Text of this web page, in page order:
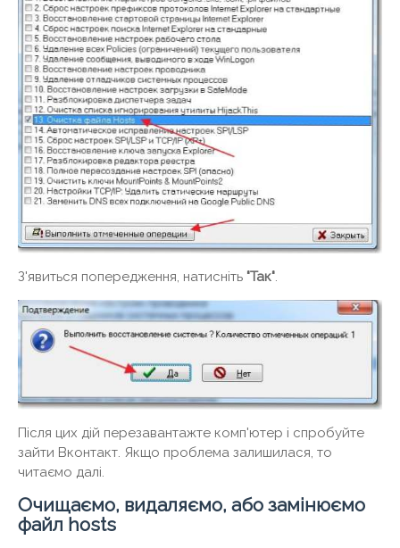
З'явиться попередження, натисніть "Так".
Після цих дій перезавантажте комп'ютер і спробуйте
зайти Вконтакт. Якщо проблема залишилася, то
читаємо далі.
Очищаємо, видаляємо, або замінюємо
файл hosts